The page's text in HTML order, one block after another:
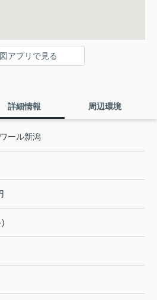
アプリで見る
詳細情報 周辺環境
ール新潟